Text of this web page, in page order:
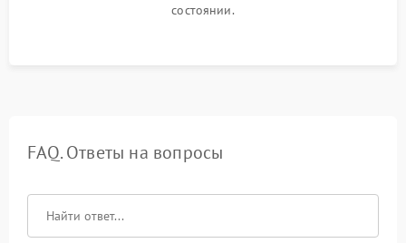
состоянии.
FAQ. Ответы на вопросы